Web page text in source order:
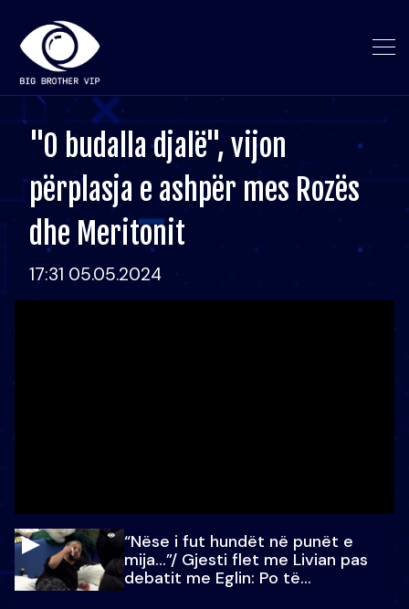
"O budalla djalë", vijon
përplasja e ashpër mes Rozës
dhe Meritonit
17:31 05.05.2024
“Nëse i fut hundët në punët e
mija…”/ Gjesti flet me Livian pas
debatit me Eglin: Po të